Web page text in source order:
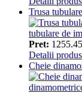
Trusa
Pret: 1255.45
Detalii produs
Cheie